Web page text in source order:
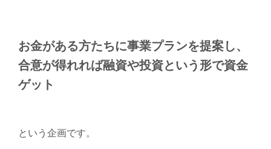
お金がある方たちに事業プランを提案し、
合意が得れれば融資や投資という形で資金
ゲット
という企画です。